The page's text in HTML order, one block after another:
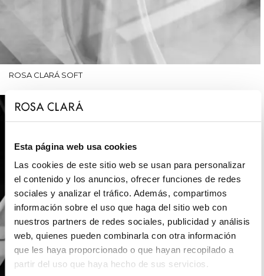
Esta página web usa cookies
Las cookies de este sitio web se usan para personalizar
el contenido y los anuncios, ofrecer funciones de redes
sociales y analizar el tráfico. Además, compartimos
información sobre el uso que haga del sitio web con
nuestros partners de redes sociales, publicidad y análisis
web, quienes pueden combinarla con otra información
que les haya proporcionado o que hayan recopilado a
partir del uso que haya hecho de sus servicios.
ROSA CLARÁ SOFT